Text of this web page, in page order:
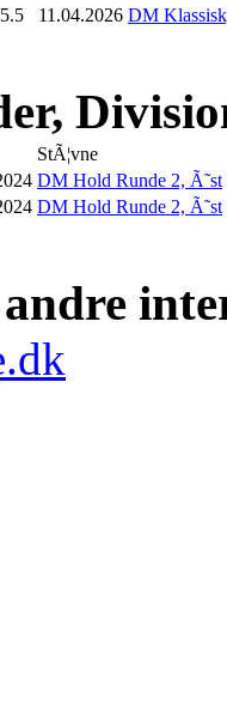
11.04.2026 DM
StÃ¦vne
DM Hold Runde 2, Ã˜st
DM Hold Runde 2, Ã˜st